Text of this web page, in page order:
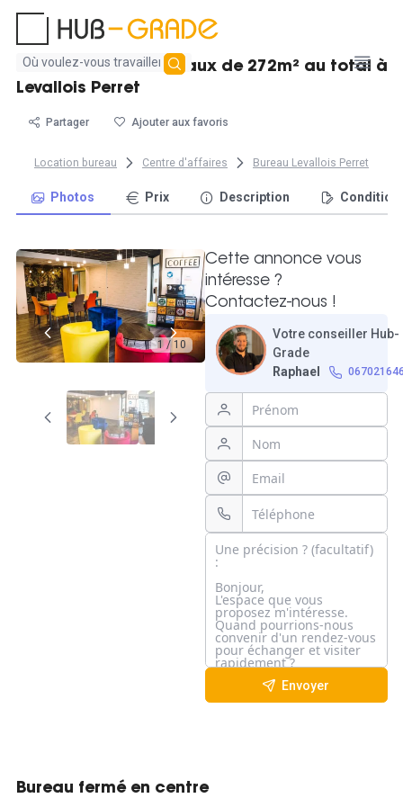
Aucun
résultat
Ensemble de 13 bureaux de 272m² au total à
Levallois Perret
Partager Ajouter aux favoris
Location bureau Centre d'affaires Bureau Levallois Perret
Photos Prix Description
1 / 10
Cette annonce vous
intéresse ?
Contactez-nous !
Votre conseiller Hub-
Grade
Raphael
Envoyer
Bureau fermé en centre